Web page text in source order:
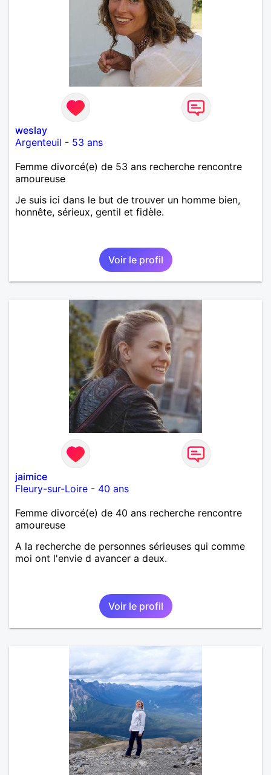
weslay
Argenteuil - 53 ans
Femme divorcé(e) de 53 ans recherche rencontre
amoureuse
Je suis ici dans le but de trouver un homme bien,
honnête, sérieux, gentil et fidèle.
Voir le profil
jaimice
Fleury-sur-Loire - 40 ans
Femme divorcé(e) de 40 ans recherche rencontre
amoureuse
A la recherche de personnes sérieuses qui comme
moi ont l'envie d avancer a deux.
Voir le profil